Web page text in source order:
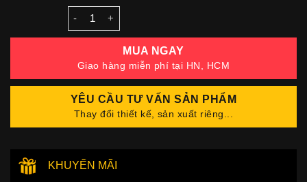
MUA NGAY
Giao hàng miễn phí tại HN, HCM
YÊU CẦU TƯ VẤN SẢN PHẨM
Thay đổi thiết kế, sản xuất riêng...
KHUYẾN MÃI